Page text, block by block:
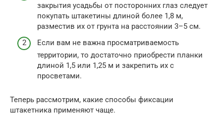
закрытия усадьбы от посторонних глаз следует
покупать штакетины длиной более 1,8 м,
разместив их от грунта на расстоянии 3–5 см.
Если вам не важна просматриваемость
территории, то достаточно приобрести планки
длиной 1,5 или 1,25 м и закрепить их с
просветами.
Теперь рассмотрим, какие способы фиксации
штакетника применяют чаще.